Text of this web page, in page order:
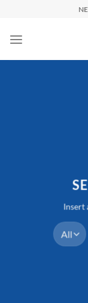
content
Insert